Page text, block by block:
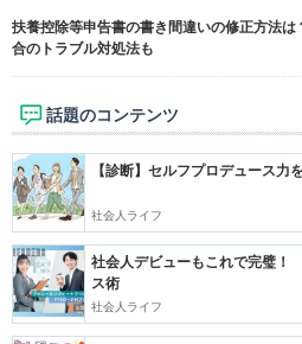
扶養控除等申告書の書き間違いの修正方法
合のトラブル対処法も
話題のコンテンツ
【診断】セルフプロデュース
社会人ライフ
社会人デビューもこれで完璧
ス術
社会人ライフ